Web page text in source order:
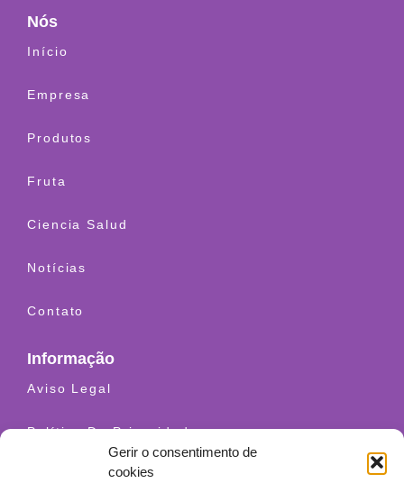
Gerir o consentimento de
cookies
Nós
Início
Empresa
Produtos
Fruta
Ciencia Salud
Notícias
Contato
Informação
Aviso Legal
Política De Privacidade
Condições De Uso